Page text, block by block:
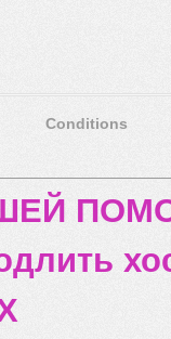
Conditions